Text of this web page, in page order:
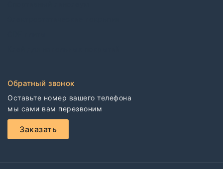
Обратный звонок
Оставьте номер вашего телефона
мы сами вам перезвоним
Заказать